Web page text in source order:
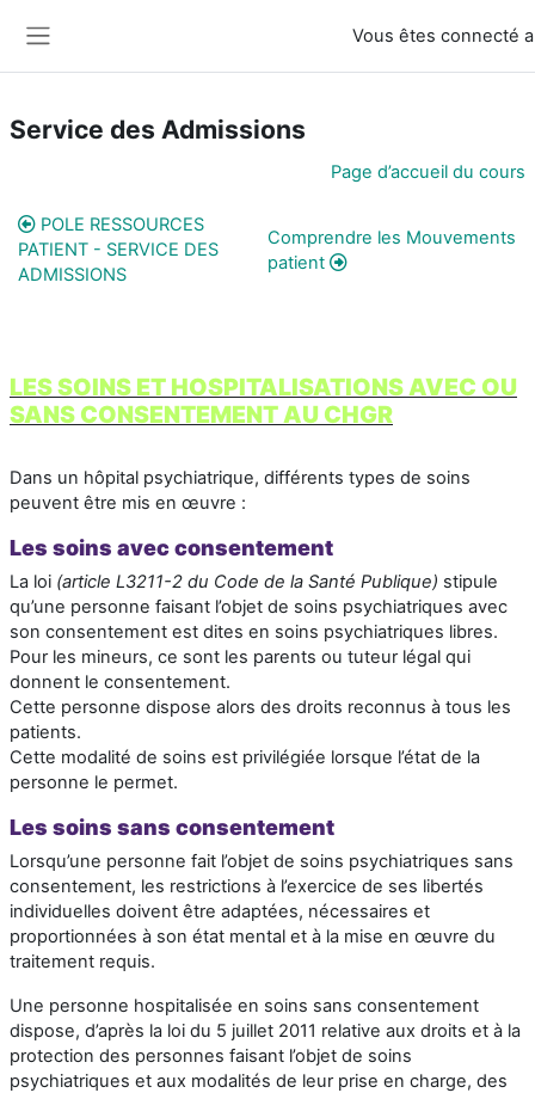
Vous êtes connecté
Service des Admissions
Page d’accueil du cours
POLE RESSOURCES
PATIENT - SERVICE DES
ADMISSIONS
Comprendre les Mouvements
patient
LES SOINS ET HOSPITALISATIONS AVEC OU
SANS CONSENTEMENT AU CHGR
Dans un hôpital psychiatrique, différents types de soins
peuvent être mis en œuvre :
Les soins avec consentement
La loi (article L3211-2 du Code de la Santé Publique) stipule
qu’une personne faisant l’objet de soins psychiatriques avec
son consentement est dites en soins psychiatriques libres.
Pour les mineurs, ce sont les parents ou tuteur légal qui
donnent le consentement.
Cette personne dispose alors des droits reconnus à tous les
patients.
Cette modalité de soins est privilégiée lorsque l’état de la
personne le permet.
Les soins sans consentement
Lorsqu’une personne fait l’objet de soins psychiatriques sans
consentement, les restrictions à l’exercice de ses libertés
individuelles doivent être adaptées, nécessaires et
proportionnées à son état mental et à la mise en œuvre du
traitement requis.
Une personne hospitalisée en soins sans consentement
dispose, d’après la loi du 5 juillet 2011 relative aux droits et à la
protection des personnes faisant l’objet de soins
psychiatriques et aux modalités de leur prise en charge, des